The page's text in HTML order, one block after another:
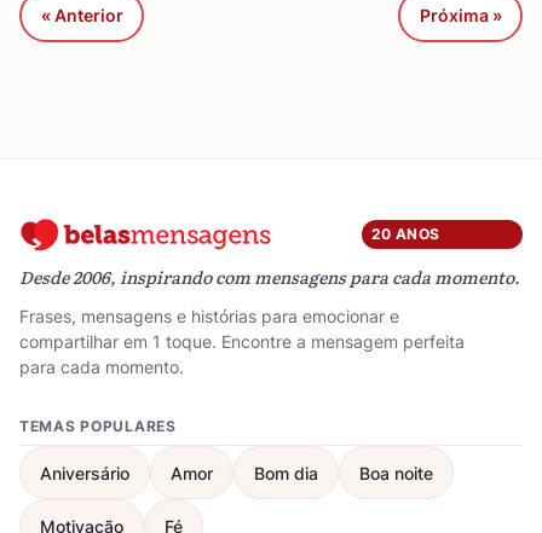
« Anterior Próxima »
20 ANOS
Desde 2006, inspirando com mensagens para cada momento.
Frases, mensagens e histórias para emocionar e
compartilhar em 1 toque. Encontre a mensagem perfeita
para cada momento.
TEMAS POPULARES
Aniversário Amor Bom dia Boa noite
Motivação Fé